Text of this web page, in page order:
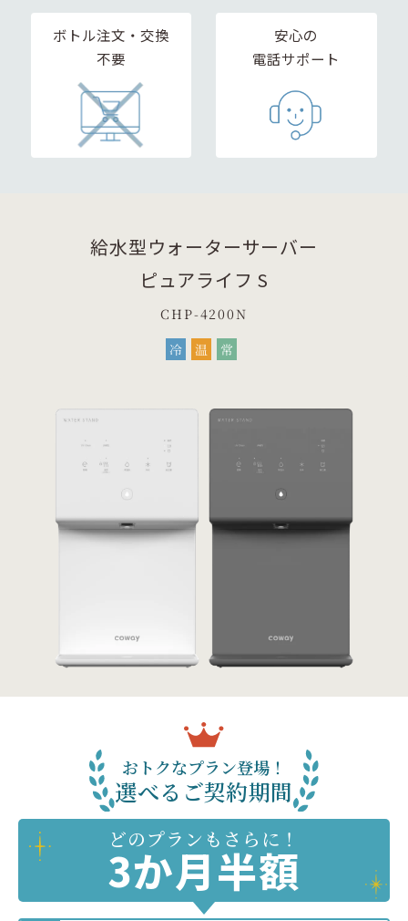
ボトル注文・交換
不要
安心の
電話サポート
給水型ウォーターサーバー
ピュアライフ S
CHP-4200N
冷
温 常
おトクなプラン登場！
選べるご契約期間
どのプランもさらに！
3か月半額